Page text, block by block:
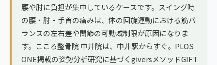
→ エリア一覧（全11エリア）
腰や肘に負担が集中しているケースです。スイング時
の腰・肘・手首の痛みは、体の回旋運動における筋バ
ランスの左右差や関節の可動域制限が原因になりま
す。こころ整骨院 中井院は、中井駅からすぐ。PLOS
ONE掲載の姿勢分析研究に基づくgiversメソッドGIFT